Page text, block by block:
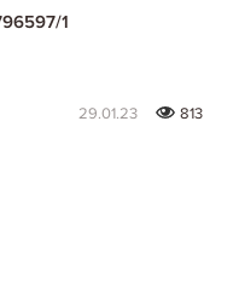
1
29.01.23
813